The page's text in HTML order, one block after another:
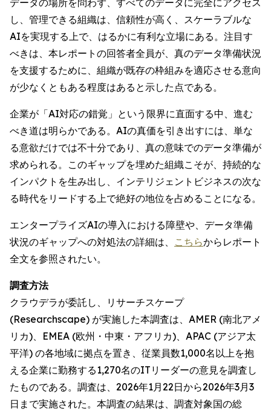
データの場所を問わず、すべてのデータに完全にアクセス
し、管理できる組織は、信頼性が高く、スケーラブルな
AIを実現する上で、はるかに有利な立場にある。注目す
べきは、本レポートの回答者全員が、真のデータ準備状況
を支援するために、組織が既存の枠組みを適応させる意向
が少なくともある程度はあると示した点である。
企業が「AI対応の錯覚」という限界に直面する中、進む
べき道は明らかである。AIの真価を引き出すには、単な
る意欲だけでは不十分であり、真の意味でのデータ準備が
求められる。このギャップを埋めた組織こそが、持続的な
インパクトを生み出し、インテリジェントビジネスの次な
る時代をリードする上で絶好の地位を占めることになる。
エンタープライズAIの導入における障壁や、データ準備
状況のギャップへの対処法の詳細は、 こちらからレポート
全文を参照されたい。
調査方法
クラウデラが委託し、リサーチスケープ
(Researchscape) が実施した本調査は、AMER (南北アメ
リカ)、EMEA (欧州・中東・アフリカ)、APAC (アジア太
平洋) の各地域に拠点を置き、従業員数1,000名以上を抱
える企業に勤務する1,270名のITリーダーの意見を調査し
たものである。調査は、2026年1月22日から2026年3月3
日まで実施された。本調査の結果は、調査対象国の総